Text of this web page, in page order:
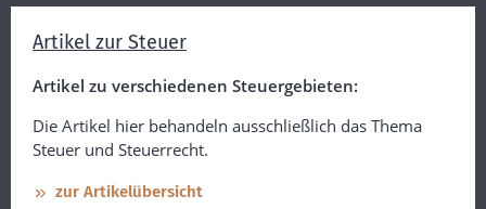
Artikel zur Steuer
Artikel zu verschiedenen Steuergebieten:
Die Artikel hier behandeln ausschließlich das Thema
Steuer und Steuerrecht.
zur Artikelübersicht